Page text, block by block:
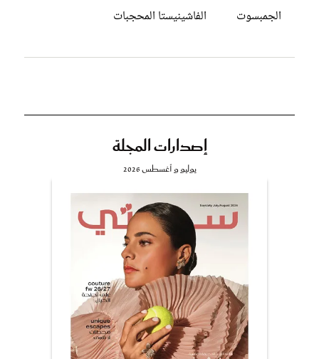
الجمبسوت
الفاشينيستا المحجبات
إصدارات المجلة
يوليو و أغسطس 2026